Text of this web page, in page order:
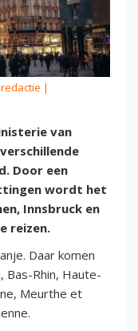
|
van
Door een
wordt het
Innsbruck en
reizen.
Daar komen
Bas-Rhin, Haute-
Meurthe et